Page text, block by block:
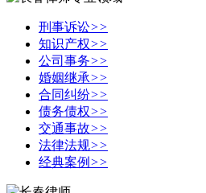
刑事诉讼>>
知识产权>>
公司事务>>
婚姻继承>>
合同纠纷>>
债务债权>>
交通事故>>
法律法规>>
经典案例 >>